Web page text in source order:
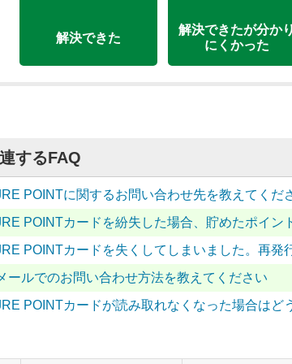
解決できた
解決できたが分かり
にくかった
するFAQ
POINTに関するお問い合わせ先を教えてくだ
POINTカードを紛失した場合、貯めたポイ
POINTカードを失くしてしまいました。再発
ールでのお問い合わせ方法を教えてください
POINTカードが読み取れなくなった場合はど